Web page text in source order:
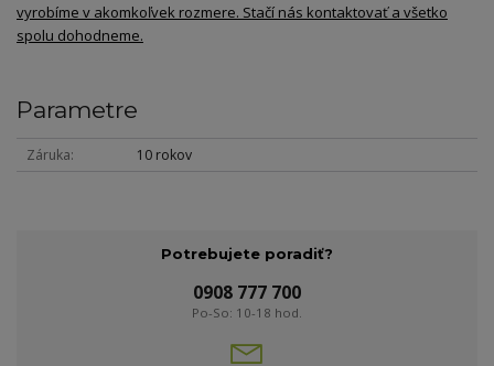
vyrobíme v akomkoľvek rozmere. Stačí nás kontaktovať a všetko
spolu dohodneme.
Parametre
Záruka 10 rokov
Potrebujete poradiť?
0908 777 700
Po-So: 10-18 hod.